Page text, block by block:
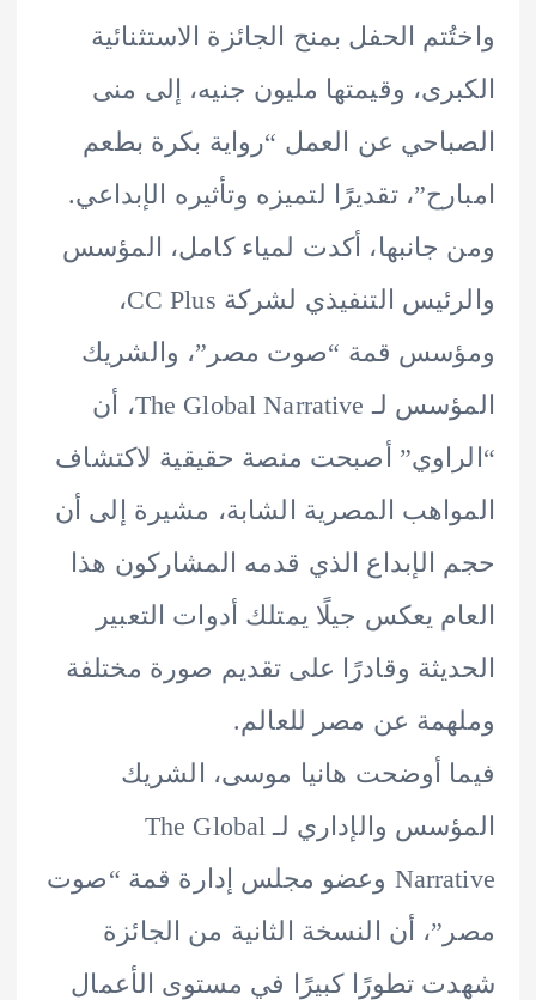
الحفل بمنح الجائزة الاستثنائية
وقيمتها مليون جنيه، إلى منى
عن العمل “رواية بكرة بطعم
تقديرًا لتميزه وتأثيره الإبداعي.
جانبها، أكدت لمياء كامل، المؤسس
والرئيس التنفيذي لشركة CC Plus،
قمة “صوت مصر”، والشريك
المؤسس لـ The Global Narrative، أن
أصبحت منصة حقيقية لاكتشاف
المصرية الشابة، مشيرة إلى أن
الذي قدمه المشاركون هذا
يعكس جيلًا يمتلك أدوات التعبير
وقادرًا على تقديم صورة مختلفة
عن مصر للعالم.
أوضحت هانيا موسى، الشريك
المؤسس والإداري لـ The Global
Narrative وعضو مجلس إدارة قمة “صوت
أن النسخة الثانية من الجائزة
تطورًا كبيرًا في مستوى الأعمال